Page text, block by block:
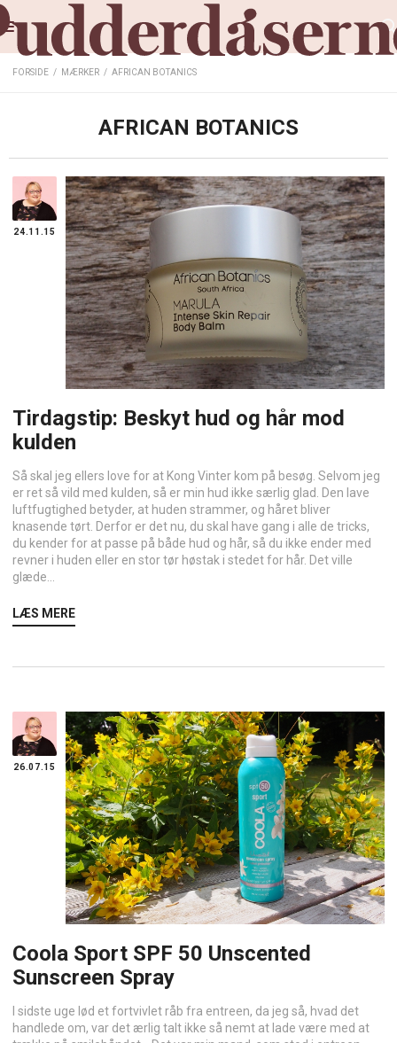
FORSIDE / MÆRKER / AFRICAN BOTANICS
AFRICAN BOTANICS
24.11.15
Tirdagstip: Beskyt hud og hår mod
kulden
Så skal jeg ellers love for at Kong Vinter kom på besøg. Selvom jeg
er ret så vild med kulden, så er min hud ikke særlig glad. Den lave
luftfugtighed betyder, at huden strammer, og håret bliver
knasende tørt. Derfor er det nu, du skal have gang i alle de tricks,
du kender for at passe på både hud og hår, så du ikke ender med
revner i huden eller en stor tør høstak i stedet for hår. Det ville
glæde...
LÆS MERE
26.07.15
Coola Sport SPF 50 Unscented
Sunscreen Spray
I sidste uge lød et fortvivlet råb fra entreen, da jeg så, hvad det
handlede om, var det ærlig talt ikke så nemt at lade være med at